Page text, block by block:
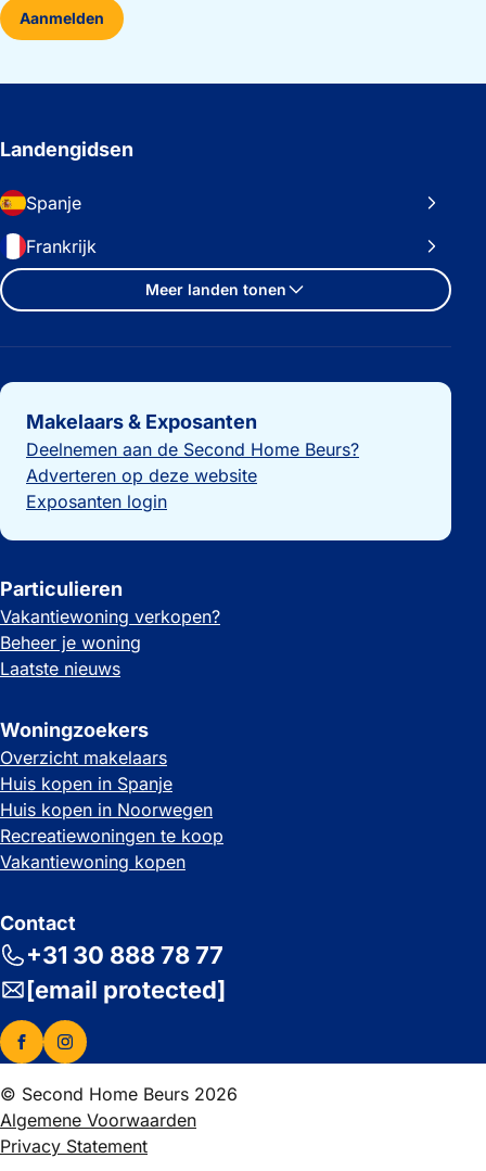
Aanmelden
Landengidsen
Spanje
Frankrijk
Meer landen tonen
Belangrijke links
Makelaars & Exposanten
Deelnemen aan de Second Home Beurs?
Adverteren op deze website
Exposanten login
Particulieren
Vakantiewoning verkopen?
Beheer je woning
Laatste nieuws
Woningzoekers
Overzicht makelaars
Huis kopen in Spanje
Huis kopen in Noorwegen
Recreatiewoningen te koop
Vakantiewoning kopen
Contact
+31 30 888 78 77
[email protected]
© Second Home Beurs 2026
Algemene Voorwaarden
Privacy Statement